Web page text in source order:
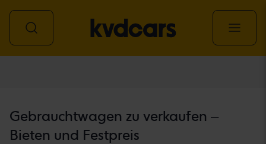
Gebrauchtwagen zu verkaufen –
Bieten und Festpreis